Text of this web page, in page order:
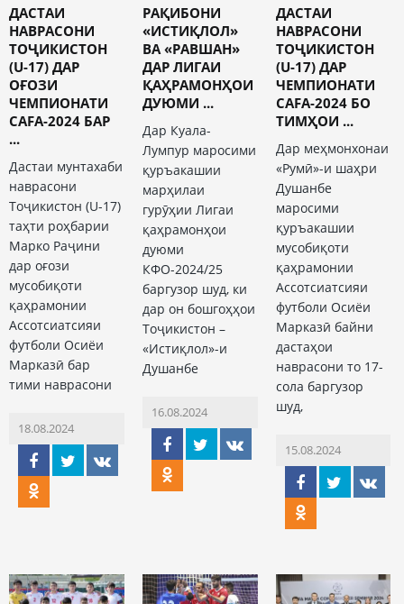
ДАСТАИ
НАВРАСОНИ
ТОҶИКИСТОН
(U-17) ДАР
ОҒОЗИ
ЧЕМПИОНАТИ
CAFA-2024 БАР
...
Дастаи мунтахаби
наврасони
Тоҷикистон (U-17)
таҳти роҳбарии
Марко Раҷини
дар оғози
мусобиқоти
қаҳрамонии
Ассотсиатсияи
футболи Осиёи
Марказӣ бар
тими наврасони
18.08.2024
РАҚИБОНИ
«ИСТИҚЛОЛ»
ВА «РАВШАН»
ДАР ЛИГАИ
ҚАҲРАМОНҲОИ
ДУЮМИ ...
Дар Куала-
Лумпур маросими
қуръакашии
марҳилаи
гурӯҳии Лигаи
қаҳрамонҳои
дуюми
КФО-2024/25
баргузор шуд, ки
дар он бошгоҳҳои
Тоҷикистон –
«Истиқлол»-и
Душанбе
16.08.2024
ДАСТАИ
НАВРАСОНИ
ТОҶИКИСТОН
(U-17) ДАР
ЧЕМПИОНАТИ
CAFA-2024 БО
ТИМҲОИ ...
Дар меҳмонхонаи
«Румӣ»-и шаҳри
Душанбе
маросими
қуръакашии
мусобиқоти
қаҳрамонии
Ассотсиатсияи
футболи Осиёи
Марказӣ байни
дастаҳои
наврасони то 17-
сола баргузор
шуд,
15.08.2024